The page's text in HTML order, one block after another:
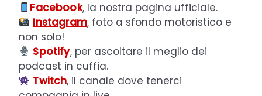
Facebook, la nostra pagina ufficiale.
Instagram, foto a sfondo motoristico e
non solo!
Spotify, per ascoltare il meglio dei
podcast in cuffia.
Twitch, il canale dove tenerci